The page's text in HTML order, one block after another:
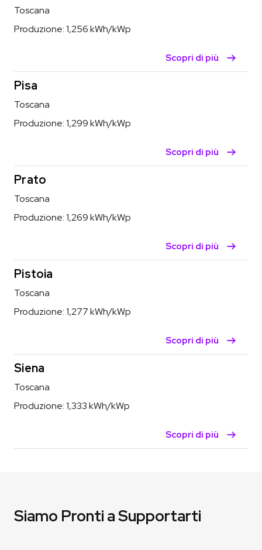
Toscana
Produzione:1,256kWh/kWp
Scopri di più
Pisa
Toscana
Produzione:1,299kWh/kWp
Scopri di più
Prato
Toscana
Produzione:1,269kWh/kWp
Scopri di più
Pistoia
Toscana
Produzione:1,277kWh/kWp
Scopri di più
Siena
Toscana
Produzione:1,333kWh/kWp
Scopri di più
Siamo Pronti a Supportarti